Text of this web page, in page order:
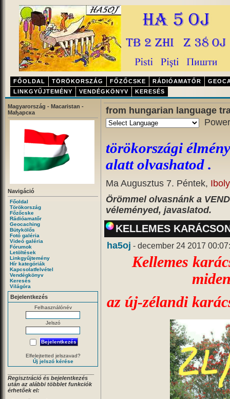
FŐOLDAL TÖRÖKORSZÁG FŐZŐCSKE RÁDIÓAMATŐR
LINKGYŰJTEMÉNY
VENDÉGKÖNYV KERESÉS
Magyarország - Macaristan -
Мађарска
Navigáció
Főoldal
Törökország
Főzőcske
Rádióamatőr
Geocaching
Bütykölős
Fotó galéria
Videó galéria
Fórumok
Letöltések
Linkgyűjtemény
Hír kategóriák
Kapcsolatfelvétel
Vendégkönyv
Keresés
Világóra
Bejelentkezés
Felhasználónév
Jelszó
Elfelejtetted jelszavad?
Új jelszó kérése
Regisztráció és bejelentkezés
után az alábbi többlet funkciók
érhetőek el:
from hungarian language
törökországi
alatt olvashatod .
Ma Augusztus 7. Péntek,
Örömmel olvasnánk a
véleményed, javaslatod.
KELLEMES
ha5oj - december 24 2017
Kellemes
az új-zélandi